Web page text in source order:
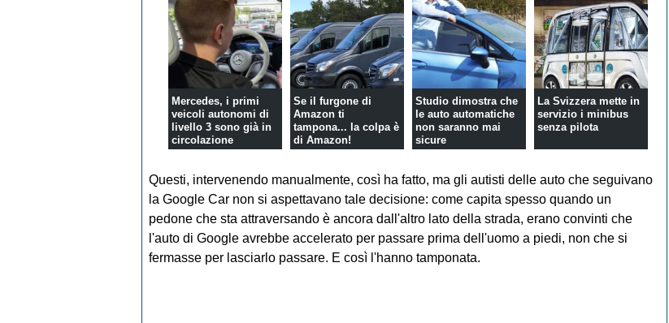
Mercedes, i primi
veicoli autonomi di
livello 3 sono già in
circolazione
Se il furgone di
Amazon ti
tampona... la colpa è
di Amazon!
Studio dimostra che
le auto automatiche
non saranno mai
sicure
La Svizzera mette in
servizio i minibus
senza pilota
Questi, intervenendo manualmente, così ha fatto, ma gli autisti delle auto che seguivano
la Google Car non si aspettavano tale decisione: come capita spesso quando un
pedone che sta attraversando è ancora dall'altro lato della strada, erano convinti che
l'auto di Google avrebbe accelerato per passare prima dell'uomo a piedi, non che si
fermasse per lasciarlo passare. E così l'hanno tamponata.